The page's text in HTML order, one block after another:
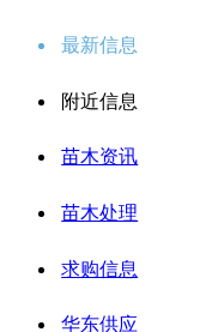
最新信息
附近信息
苗木资讯
苗木处理
求购信息
华东供应